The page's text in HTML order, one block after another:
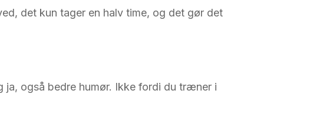
det kun tager en halv time, og det gør det
ja, også bedre humør. Ikke fordi du træner i